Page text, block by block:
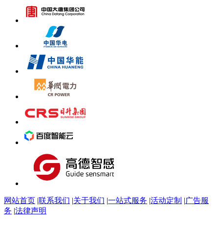
网站首页 |联系我们 |关于我们 |一站式服务 |活动定制 |广告服
务 |法律声明